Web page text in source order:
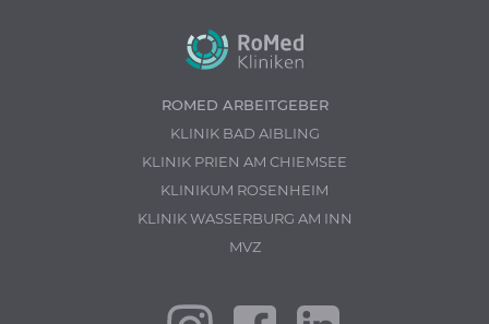
ROMED ARBEITGEBER
KLINIK BAD AIBLING
KLINIK PRIEN AM CHIEMSEE
KLINIKUM ROSENHEIM
KLINIK WASSERBURG AM INN
MVZ